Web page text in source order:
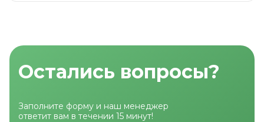
Остались вопросы?
Заполните форму и наш менеджер
ответит вам в течении 15 минут!